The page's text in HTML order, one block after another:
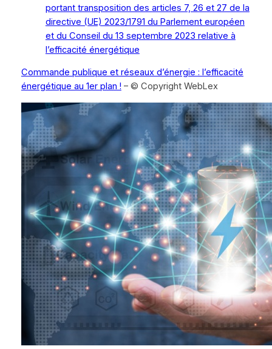
portant transposition des articles 7, 26 et 27 de la
directive (UE) 2023/1791 du Parlement européen
et du Conseil du 13 septembre 2023 relative à
l’efficacité énergétique
Commande publique et réseaux d’énergie : l’efficacité
énergétique au 1er plan ! – © Copyright WebLex